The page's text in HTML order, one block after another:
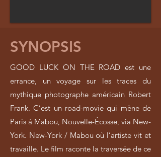
SYNOPSIS
GOOD LUCK ON THE ROAD est une
errance, un voyage sur les traces du
mythique photographe américain Robert
Frank. C’est un road-movie qui mène de
Paris à Mabou, Nouvelle-Écosse, via New-
York. New-York / Mabou où l’artiste vit et
travaille. Le film raconte la traversée de ce